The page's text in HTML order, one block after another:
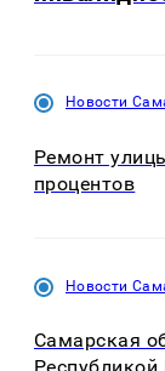
Новости
Ремонт
процентов
Новости
Самарская